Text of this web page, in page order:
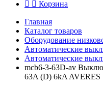
Корзина
Главная
Каталог товаров
Оборудование
Автоматические
Автоматические
mcb6-3-63D-av
63A (D) 6kA AVERES